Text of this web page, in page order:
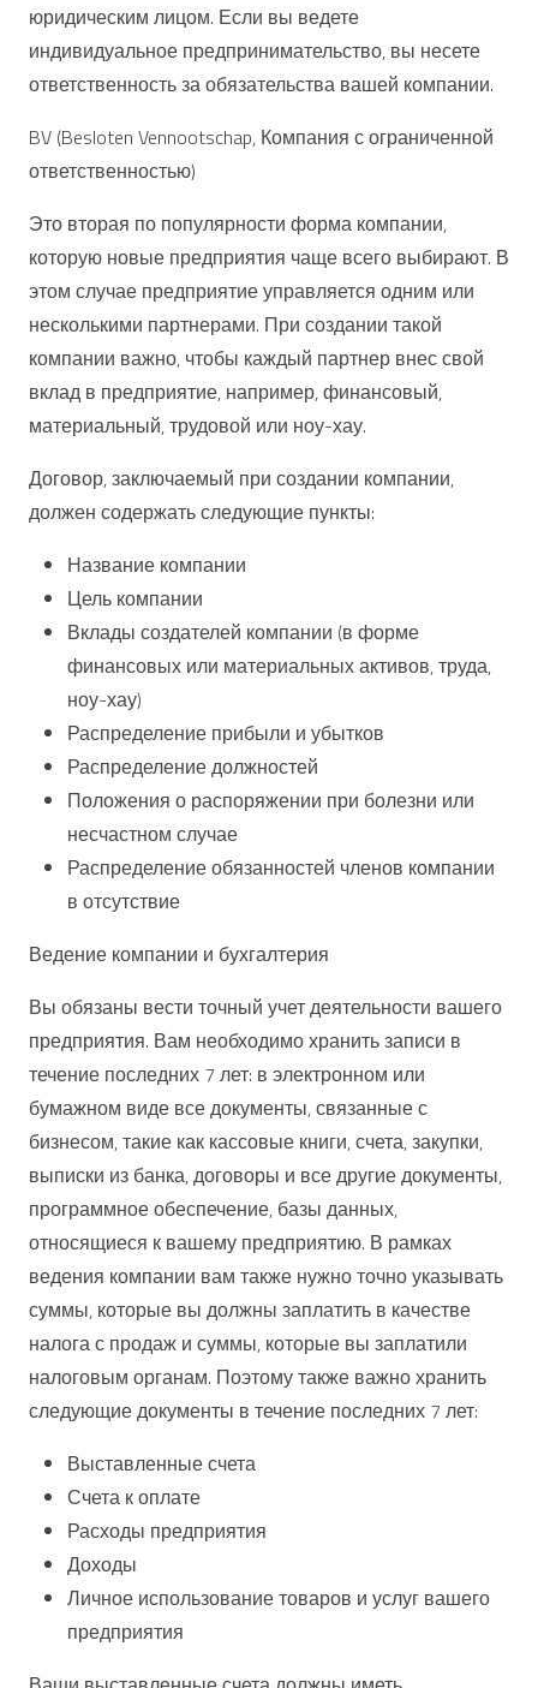
юридическим лицом. Если вы ведете
индивидуальное предпринимательство, вы несете
ответственность за обязательства вашей компании.
BV (Besloten Vennootschap, Компания с ограниченной
ответственностью)
Это вторая по популярности форма компании,
которую новые предприятия чаще всего выбирают. В
этом случае предприятие управляется одним или
несколькими партнерами. При создании такой
компании важно, чтобы каждый партнер внес свой
вклад в предприятие, например, финансовый,
материальный, трудовой или ноу-хау.
Договор, заключаемый при создании компании,
должен содержать следующие пункты:
Название компании
Цель компании
Вклады создателей компании (в форме
финансовых или материальных активов, труда,
ноу-хау)
Распределение прибыли и убытков
Распределение должностей
Положения о распоряжении при болезни или
несчастном случае
Распределение обязанностей членов компании
в отсутствие
Ведение компании и бухгалтерия
Вы обязаны вести точный учет деятельности вашего
предприятия. Вам необходимо хранить записи в
течение последних 7 лет: в электронном или
бумажном виде все документы, связанные с
бизнесом, такие как кассовые книги, счета, закупки,
выписки из банка, договоры и все другие документы,
программное обеспечение, базы данных,
относящиеся к вашему предприятию. В рамках
ведения компании вам также нужно точно указывать
суммы, которые вы должны заплатить в качестве
налога с продаж и суммы, которые вы заплатили
налоговым органам. Поэтому также важно хранить
следующие документы в течение последних 7 лет:
Выставленные счета
Счета к оплате
Расходы предприятия
Доходы
Личное использование товаров и услуг вашего
предприятия